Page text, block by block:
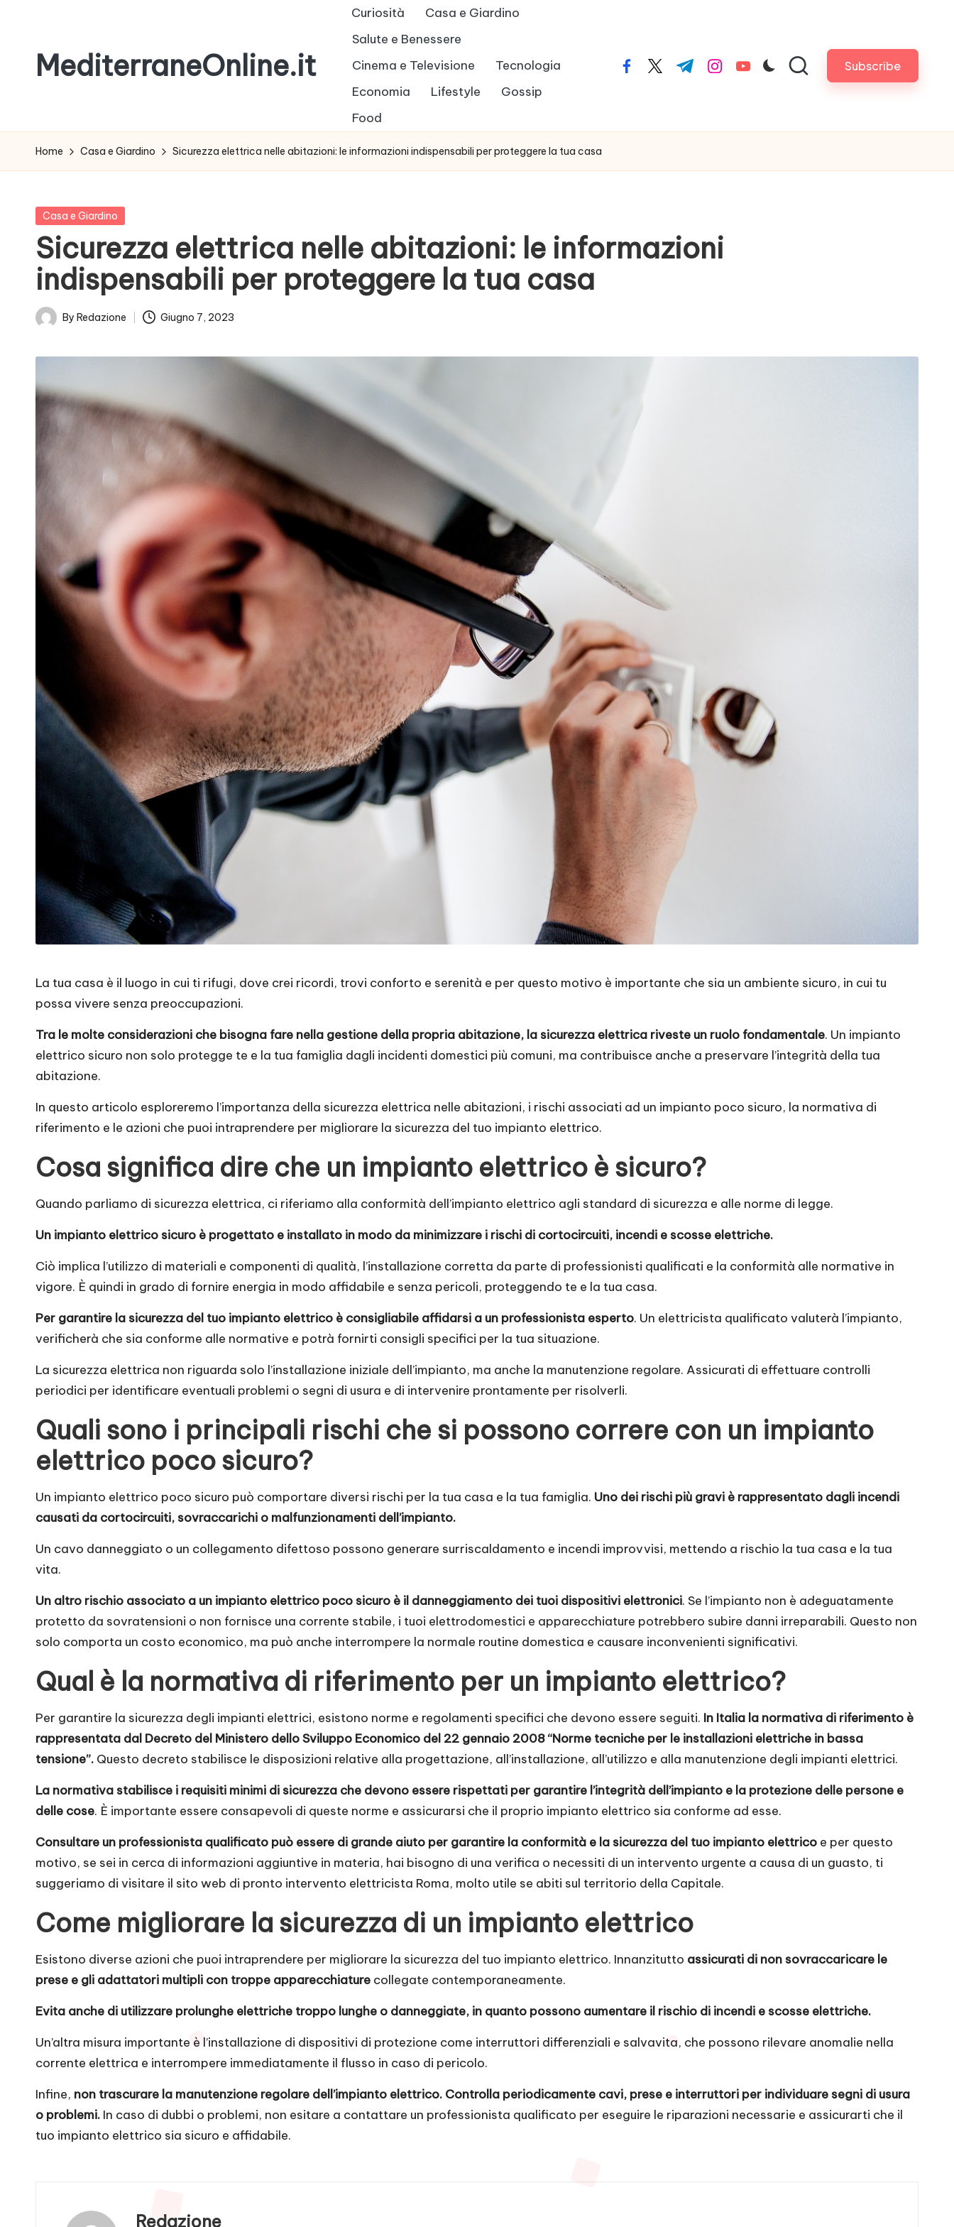
contentMediterraneOnline.it
aggiornato
con
le
News
Curiosità
Casa e Giardino
Salute e Benessere
Cinema e Televisione
Tecnologia
Economia
Lifestyle
Gossip
Food
facebook.com
twitter.com
t.me instagram.com
youtube.com Subscribe
Home Casa e Giardino Sicurezza elettrica nelle abitazioni: le informazioni indispensabili per proteggere la tua casa
Posted
Casa e Giardino
Sicurezza elettrica nelle abitazioni: le informazioni
indispensabili per proteggere la tua casa
Posted
By Redazione Giugno 7, 2023
La tua casa è il luogo in cui ti rifugi, dove crei ricordi, trovi conforto e serenità e per questo motivo è importante che sia un ambiente sicuro, in cui tu
possa vivere senza preoccupazioni.
Tra le molte considerazioni che bisogna fare nella gestione della propria abitazione, la sicurezza elettrica riveste un ruolo fondamentale. Un impianto
elettrico sicuro non solo protegge te e la tua famiglia dagli incidenti domestici più comuni, ma contribuisce anche a preservare l’integrità della tua
abitazione.
In questo articolo esploreremo l’importanza della sicurezza elettrica nelle abitazioni, i rischi associati ad un impianto poco sicuro, la normativa di
riferimento e le azioni che puoi intraprendere per migliorare la sicurezza del tuo impianto elettrico.
Cosa significa dire che un impianto elettrico è sicuro?
Quando parliamo di sicurezza elettrica, ci riferiamo alla conformità dell’impianto elettrico agli standard di sicurezza e alle norme di legge.
Un impianto elettrico sicuro è progettato e installato in modo da minimizzare i rischi di cortocircuiti, incendi e scosse elettriche.
Ciò implica l’utilizzo di materiali e componenti di qualità, l’installazione corretta da parte di professionisti qualificati e la conformità alle normative in
vigore. È quindi in grado di fornire energia in modo affidabile e senza pericoli, proteggendo te e la tua casa.
Per garantire la sicurezza del tuo impianto elettrico è consigliabile affidarsi a un professionista esperto. Un elettricista qualificato valuterà l’impianto,
verificherà che sia conforme alle normative e potrà fornirti consigli specifici per la tua situazione.
La sicurezza elettrica non riguarda solo l’installazione iniziale dell’impianto, ma anche la manutenzione regolare. Assicurati di effettuare controlli
periodici per identificare eventuali problemi o segni di usura e di intervenire prontamente per risolverli.
Quali sono i principali rischi che si possono correre con un impianto
elettrico poco sicuro?
Un impianto elettrico poco sicuro può comportare diversi rischi per la tua casa e la tua famiglia. Uno dei rischi più gravi è rappresentato dagli incendi
causati da cortocircuiti, sovraccarichi o malfunzionamenti dell’impianto.
Un cavo danneggiato o un collegamento difettoso possono generare surriscaldamento e incendi improvvisi, mettendo a rischio la tua casa e la tua
vita.
Un altro rischio associato a un impianto elettrico poco sicuro è il danneggiamento dei tuoi dispositivi elettronici. Se l’impianto non è adeguatamente
protetto da sovratensioni o non fornisce una corrente stabile, i tuoi elettrodomestici e apparecchiature potrebbero subire danni irreparabili. Questo non
solo comporta un costo economico, ma può anche interrompere la normale routine domestica e causare inconvenienti significativi.
Qual è la normativa di riferimento per un impianto elettrico?
Per garantire la sicurezza degli impianti elettrici, esistono norme e regolamenti specifici che devono essere seguiti. In Italia la normativa di riferimento è
rappresentata dal Decreto del Ministero dello Sviluppo Economico del 22 gennaio 2008 “Norme tecniche per le installazioni elettriche in bassa
tensione”. Questo decreto stabilisce le disposizioni relative alla progettazione, all’installazione, all’utilizzo e alla manutenzione degli impianti elettrici.
La normativa stabilisce i requisiti minimi di sicurezza che devono essere rispettati per garantire l’integrità dell’impianto e la protezione delle persone e
delle cose. È importante essere consapevoli di queste norme e assicurarsi che il proprio impianto elettrico sia conforme ad esse.
Consultare un professionista qualificato può essere di grande aiuto per garantire la conformità e la sicurezza del tuo impianto elettrico e per questo
motivo, se sei in cerca di informazioni aggiuntive in materia, hai bisogno di una verifica o necessiti di un intervento urgente a causa di un guasto, ti
suggeriamo di visitare il sito web di pronto intervento elettricista Roma, molto utile se abiti sul territorio della Capitale.
Come migliorare la sicurezza di un impianto elettrico
Esistono diverse azioni che puoi intraprendere per migliorare la sicurezza del tuo impianto elettrico. Innanzitutto assicurati di non sovraccaricare le
prese e gli adattatori multipli con troppe apparecchiature collegate contemporaneamente.
Evita anche di utilizzare prolunghe elettriche troppo lunghe o danneggiate, in quanto possono aumentare il rischio di incendi e scosse elettriche.
Un’altra misura importante è l’installazione di dispositivi di protezione come interruttori differenziali e salvavita, che possono rilevare anomalie nella
corrente elettrica e interrompere immediatamente il flusso in caso di pericolo.
Infine, non trascurare la manutenzione regolare dell’impianto elettrico. Controlla periodicamente cavi, prese e interruttori per individuare segni di usura
o problemi. In caso di dubbi o problemi, non esitare a contattare un professionista qualificato per eseguire le riparazioni necessarie e assicurarti che il
tuo impianto elettrico sia sicuro e affidabile.
Redazione